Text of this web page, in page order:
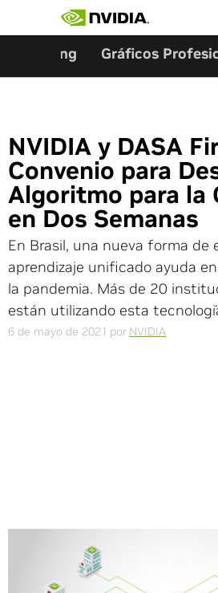
Gaming Gráficos
NVIDIA y DASA
Convenio para
Algoritmo para la
en Dos Semanas
En Brasil, una nueva forma de
aprendizaje unificado ayuda
la pandemia. Más de 20
están utilizando esta
6 de mayo de 2021 por NVIDIA